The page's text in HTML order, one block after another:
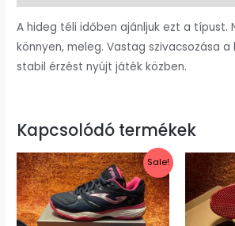
A hideg téli időben ajánljuk ezt a típust.
könnyen, meleg. Vastag szivacsozása a
stabil érzést nyújt játék közben.
Kapcsolódó termékek
Sale!
Original
price
was:
35000 Ft.
Current
price
is:
16990 Ft.